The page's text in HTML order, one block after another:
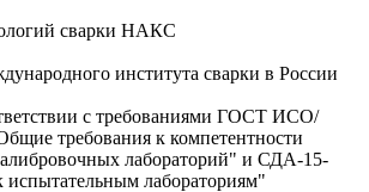
института сварки в России
с требованиями ГОСТ ИСО/
требования к компетентности
лабораторий" и СДА-15-
испытательным лабораториям"